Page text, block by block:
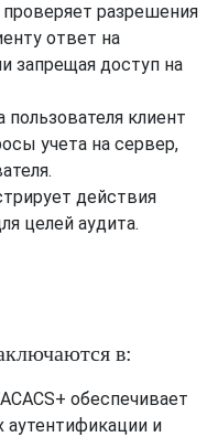
разрешения
ответ на
запрещая доступ на
пользователя клиент
учета на сервер,
действия
целей аудита.
в:
обеспечивает
и